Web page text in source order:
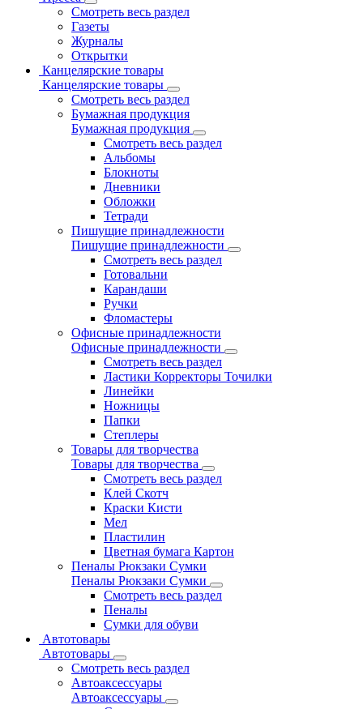
Смотреть весь раздел
Газеты
Журналы
Открытки
Канцелярские товары
Канцелярские товары
Смотреть весь раздел
Бумажная продукция
Бумажная продукция
Смотреть весь раздел
Альбомы
Блокноты
Дневники
Обложки
Тетради
Пишущие принадлежности
Пишущие принадлежности
Смотреть весь раздел
Готовальни
Карандаши
Ручки
Фломастеры
Офисные принадлежности
Офисные принадлежности
Смотреть весь раздел
Ластики Корректоры Точилки
Линейки
Ножницы
Папки
Степлеры
Товары для творчества
Товары для творчества
Смотреть весь раздел
Клей Скотч
Краски Кисти
Мел
Пластилин
Цветная бумага Картон
Пеналы Рюкзаки Сумки
Пеналы Рюкзаки Сумки
Смотреть весь раздел
Пеналы
Сумки для обуви
Автотовары
Автотовары
Смотреть весь раздел
Автоаксессуары
Автоаксессуары